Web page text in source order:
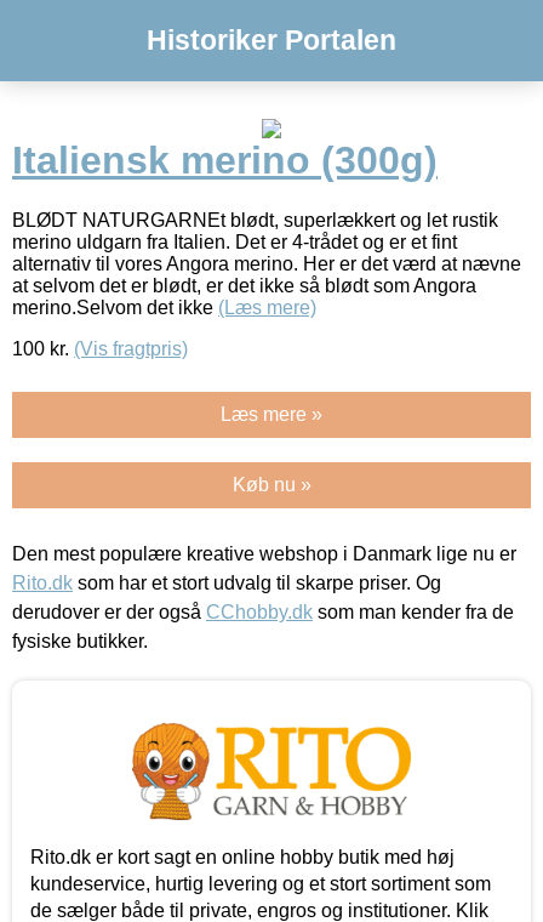
Historiker Portalen
Italiensk merino (300g)
BLØDT NATURGARNEt blødt, superlækkert og let rustik
merino uldgarn fra Italien. Det er 4-trådet og er et fint
alternativ til vores Angora merino. Her er det værd at nævne
at selvom det er blødt, er det ikke så blødt som Angora
merino.Selvom det ikke (Læs mere)
100 kr. (Vis fragtpris)
Læs mere »
Køb nu »
Den mest populære kreative webshop i Danmark lige nu er
Rito.dk som har et stort udvalg til skarpe priser. Og
derudover er der også CChobby.dk som man kender fra de
fysiske butikker.
Rito.dk er kort sagt en online hobby butik med høj
kundeservice, hurtig levering og et stort sortiment som
de sælger både til private, engros og institutioner. Klik